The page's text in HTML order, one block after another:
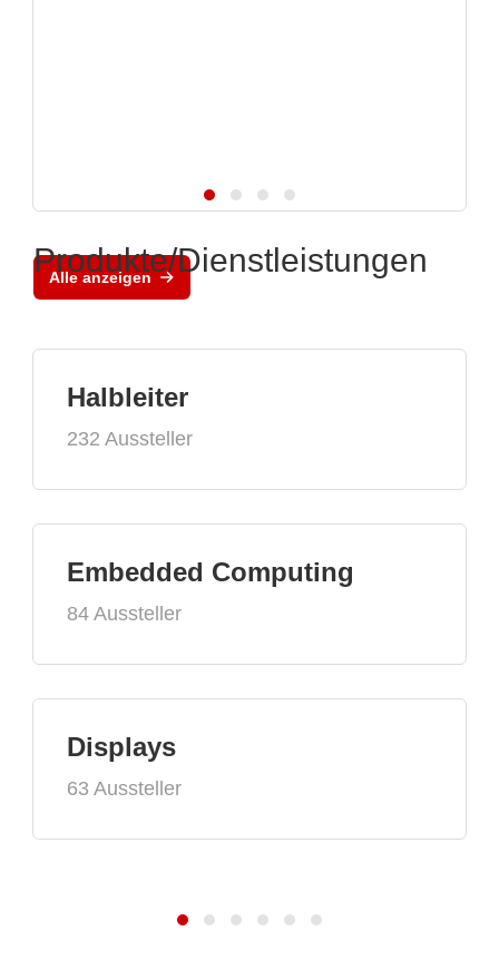
Alle anzeigen
Produkte/Dienstleistungen
Halbleiter
232 Aussteller
Embedded Computing
84 Aussteller
Displays
63 Aussteller